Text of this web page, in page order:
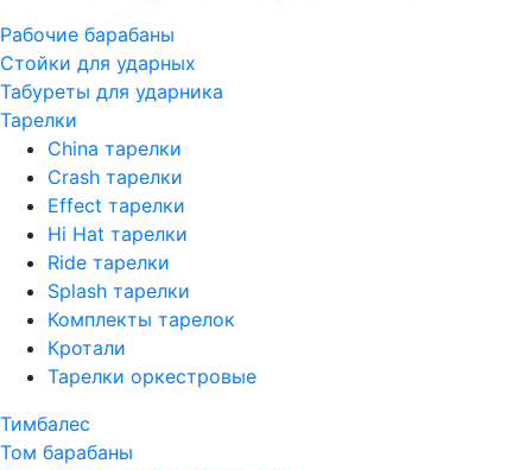
Рабочие барабаны
Стойки для ударных
Табуреты для ударника
Тарелки
China тарелки
Crash тарелки
Effect тарелки
Hi Hat тарелки
Ride тарелки
Splash тарелки
Комплекты тарелок
Кротали
Тарелки оркестровые
Тимбалес
Том барабаны